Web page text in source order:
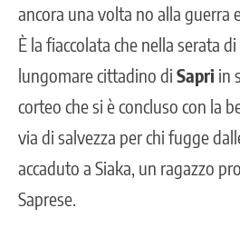
ancora una volta no alla guerra
È la fiaccolata che nella serata
lungomare cittadino di Sapri in
corteo che si è concluso con la
via di salvezza per chi fugge
accaduto a Siaka, un ragazzo
Saprese.